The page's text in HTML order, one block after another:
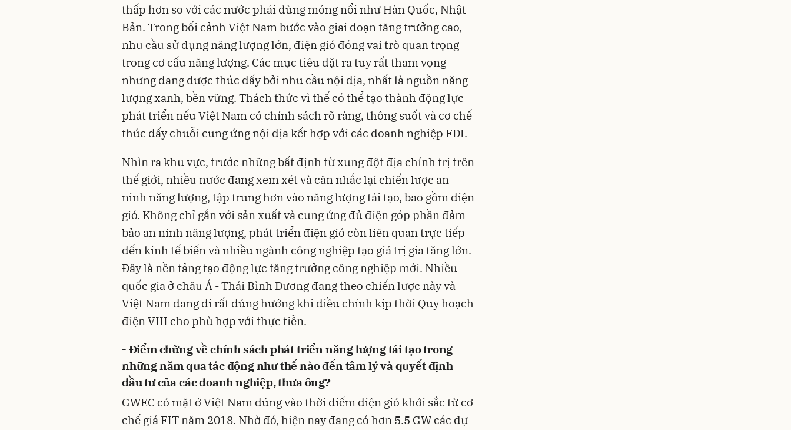
thấp hơn so với các nước phải dùng móng nổi như Hàn Quốc, Nhật
Bản. Trong bối cảnh Việt Nam bước vào giai đoạn tăng trưởng cao,
nhu cầu sử dụng năng lượng lớn, điện gió đóng vai trò quan trọng
trong cơ cấu năng lượng. Các mục tiêu đặt ra tuy rất tham vọng
nhưng đang được thúc đẩy bởi nhu cầu nội địa, nhất là nguồn năng
lượng xanh, bền vững. Thách thức vì thế có thể tạo thành động lực
phát triển nếu Việt Nam có chính sách rõ ràng, thông suốt và cơ chế
thúc đẩy chuỗi cung ứng nội địa kết hợp với các doanh nghiệp FDI.
Nhìn ra khu vực, trước những bất định từ xung đột địa chính trị trên
thế giới, nhiều nước đang xem xét và cân nhắc lại chiến lược an
ninh năng lượng, tập trung hơn vào năng lượng tái tạo, bao gồm điện
gió. Không chỉ gắn với sản xuất và cung ứng đủ điện góp phần đảm
bảo an ninh năng lượng, phát triển điện gió còn liên quan trực tiếp
đến kinh tế biển và nhiều ngành công nghiệp tạo giá trị gia tăng lớn.
Đây là nền tảng tạo động lực tăng trưởng công nghiệp mới. Nhiều
quốc gia ở châu Á - Thái Bình Dương đang theo chiến lược này và
Việt Nam đang đi rất đúng hướng khi điều chỉnh kịp thời Quy hoạch
điện VIII cho phù hợp với thực tiễn.
- Điểm chững về chính sách phát triển năng lượng tái tạo trong
những năm qua tác động như thế nào đến tâm lý và quyết định
đầu tư của các doanh nghiệp, thưa ông?
GWEC có mặt ở Việt Nam đúng vào thời điểm điện gió khởi sắc từ cơ
chế giá FIT năm 2018. Nhờ đó, hiện nay đang có hơn 5.5 GW các dự